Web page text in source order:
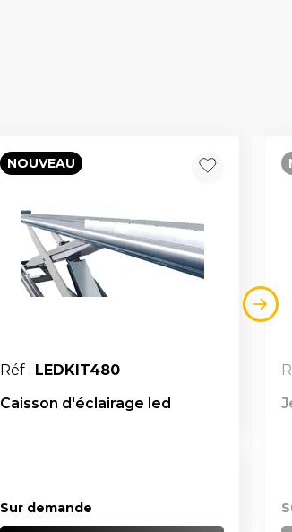
NOUVEAU
Réf : LEDKIT480
Caisson d'éclairage led
Sur demande